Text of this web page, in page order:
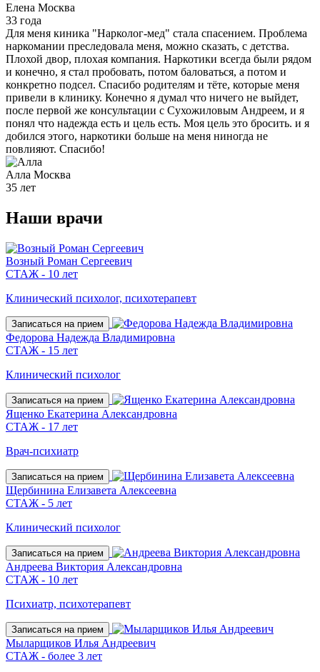
Елена Москва
33 года
Для меня киника "Нарколог-мед" стала спасением. Проблема
наркомании преследовала меня, можно сказать, с детства.
Плохой двор, плохая компания. Наркотики всегда были рядом
и конечно, я стал пробовать, потом баловаться, а потом и
конкретно подсел. Спасибо родителям и тёте, которые меня
привели в клинику. Конечно я думал что ничего не выйдет,
после первой же консультации с Сухожиловым Андреем, и я
понял что надежда есть и цель есть. Моя цель это бросить. и я
добился этого, наркотики больше на меня ниногда не
повлияют. Спасибо!
Алла Москва
35 лет
Наши врачи
Возный Роман Сергеевич
СТАЖ - 10 лет
Клинический психолог, психотерапевт
Записаться на прием
Федорова Надежда Владимировна
СТАЖ - 15 лет
Клинический психолог
Записаться на прием
Ященко Екатерина Александровна
СТАЖ - 17 лет
Врач-психиатр
Записаться на прием
Щербинина Елизавета Алексеевна
СТАЖ - 5 лет
Клинический психолог
Записаться на прием
Андреева Виктория Александровна
СТАЖ - 10 лет
Психиатр, психотерапевт
Записаться на прием
Мыларщиков Илья Андреевич
СТАЖ - более 3 лет